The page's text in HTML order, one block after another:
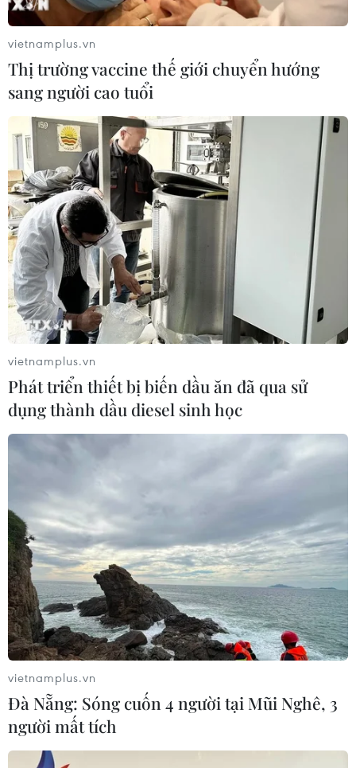
vietnamplus.vn
Thị trường vaccine thế giới chuyển hướng
sang người cao tuổi
vietnamplus.vn
Phát triển thiết bị biến dầu ăn đã qua sử
dụng thành dầu diesel sinh học
vietnamplus.vn
Đà Nẵng: Sóng cuốn 4 người tại Mũi Nghê, 3
người mất tích